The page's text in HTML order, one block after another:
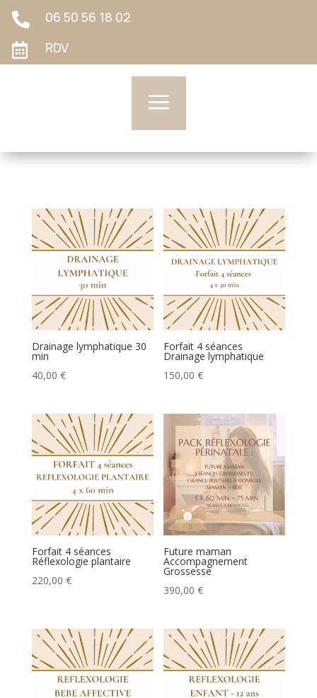
 06 50 56 18 02
 RDV
a
Drainage lymphatique 30
min
40,00 €
Forfait 4 séances
Drainage lymphatique
150,00€
Forfait 4 séances
Réflexologie plantaire
220,00 €
Future maman
Accompagnement
Grossesse
390,00€